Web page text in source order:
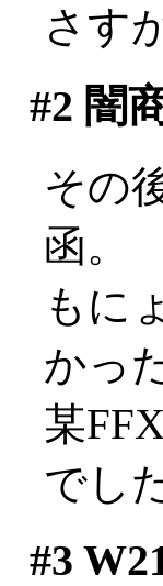
さす
#2 闇
その
函。
もに
かっ
某
でし
#3